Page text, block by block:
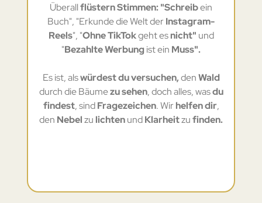
Überallflüstern Stimmen: "Schreibein
Buch", "Erkunde die Welt derInstagram-
Reels", "Ohne TikTokgeht esnicht" und
"Bezahlte Werbungist ein Muss".
Es ist, alswürdest du versuchen,denWald
durch die Bäumezu sehen, doch alles, wasdu
findest, sindFragezeichen. Wirhelfen dir,
den Nebelzu lichtenundKlarheitzufinden.